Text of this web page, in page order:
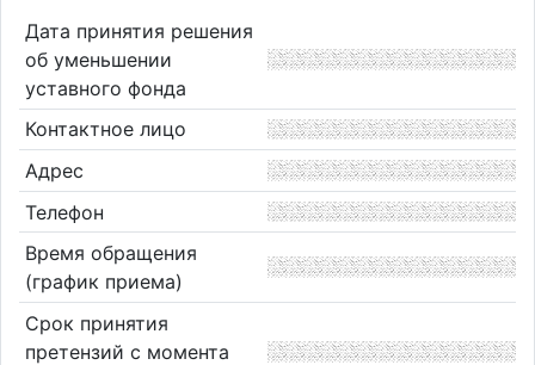
Дата принятия решения
об уменьшении
уставного фонда
Контактное лицо
Адрес
Телефон
Время обращения
(график приема)
Срок принятия
претензий с момента